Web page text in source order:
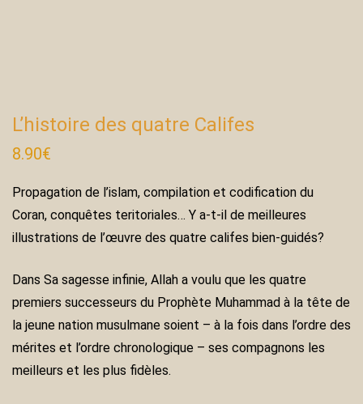
L’histoire des quatre Califes
8.90€
Propagation de l’islam, compilation et codification du
Coran, conquêtes teritoriales… Y a-t-il de meilleures
illustrations de l’œuvre des quatre califes bien-guidés?
Dans Sa sagesse infinie, Allah a voulu que les quatre
premiers successeurs du Prophète Muhammad à la tête de
la jeune nation musulmane soient – à la fois dans l’ordre des
mérites et l’ordre chronologique – ses compagnons les
meilleurs et les plus fidèles.